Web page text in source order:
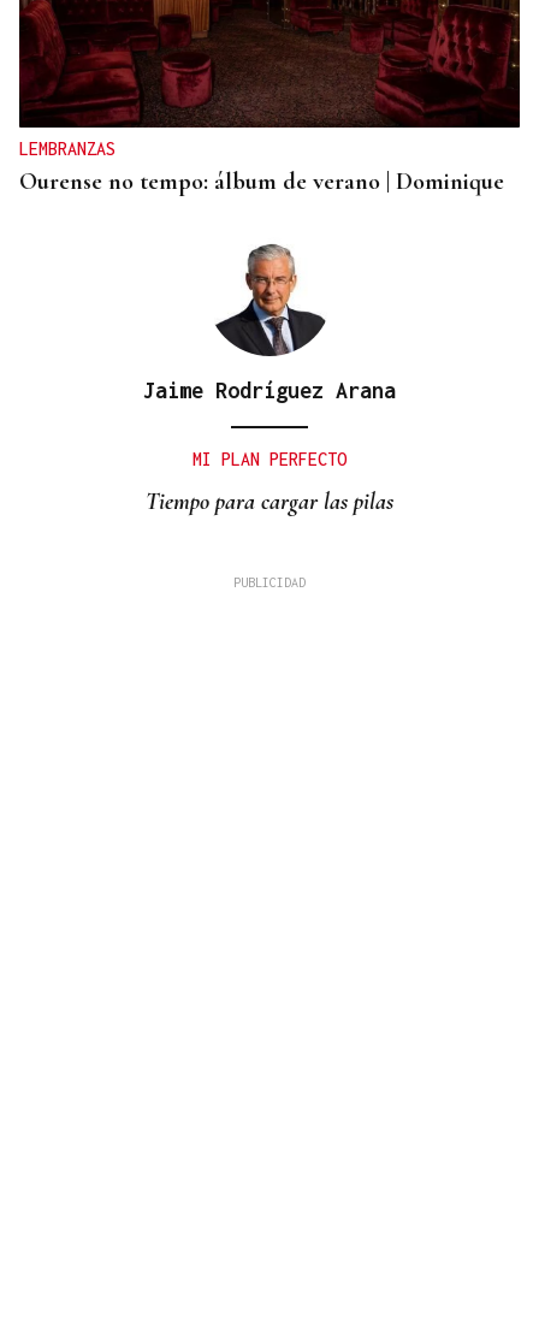
LEMBRANZAS
Ourense no tempo: álbum de verano | Dominique
Jaime Rodríguez Arana
MI PLAN PERFECTO
Tiempo para cargar las pilas